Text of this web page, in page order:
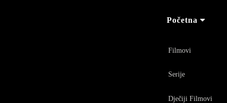
Početna
Filmovi
Serije
Dječiji Filmovi